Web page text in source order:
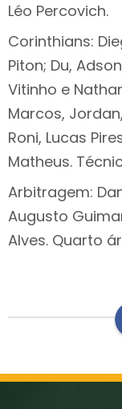
Léo Percovich.
Corinthians:
Piton; Du,
Vitinho e
Marcos,
Roni, Lucas
Matheus.
Arbitragem:
Augusto
Alves. Quarto